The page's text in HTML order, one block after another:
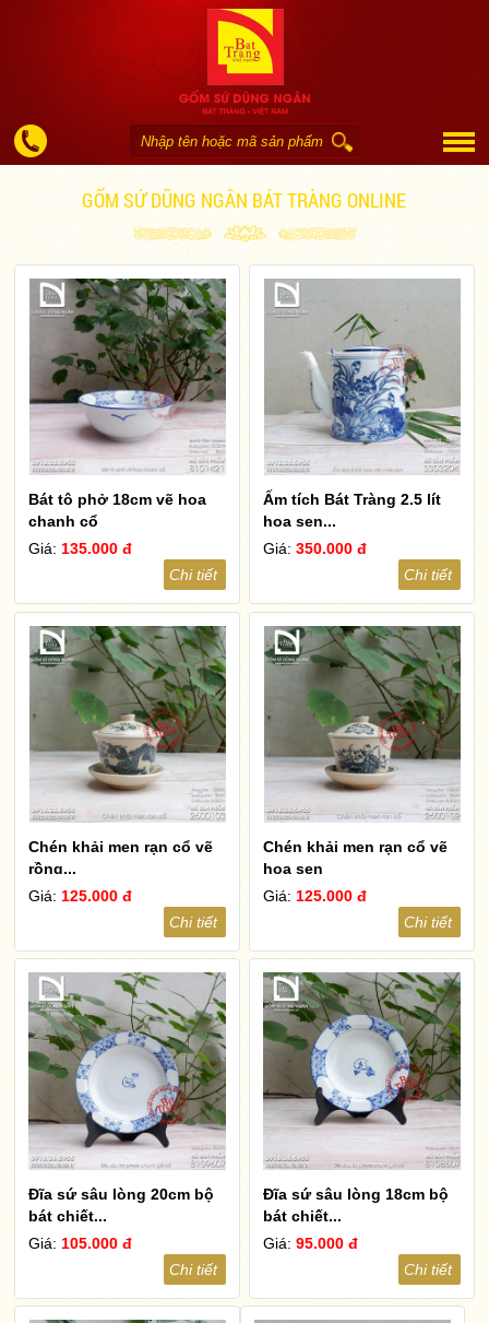
GỐM SỨ DŨNG NGÂN BÁT TRÀNG ONLINE
Bát tô phở 18cm vẽ hoa
chanh cổ
Giá:135.000 đ
Chi tiết
Ấm tích Bát Tràng 2.5 lít
hoa sen...
Giá:350.000 đ
Chi tiết
Chén khải men rạn cổ vẽ
rồng...
Giá: 125.000 đ
Chi tiết
Chén khải men rạn cổ vẽ
hoa sen
Giá: 125.000 đ
Chi tiết
Đĩa sứ sâu lòng 20cm bộ
bát chiết...
Giá: 105.000 đ
Chi tiết
Đĩa sứ sâu lòng 18cm bộ
bát chiết...
Giá:95.000 đ
Chi tiết